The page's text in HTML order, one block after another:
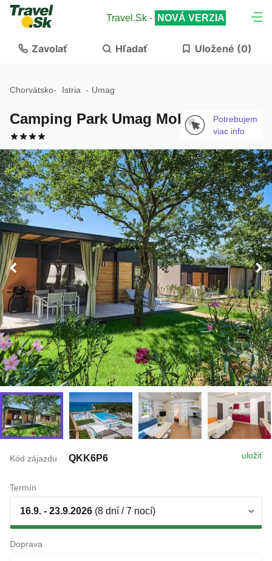
Travel.Sk - NOVÁ VERZIA
Zavolať Hľadať Uložené (0)
Chorvátsko- Istria - Umag
Camping Park Umag Mobile Homes
Potrebujem
viac info
uložiť
Kód zájazdu QKK6P6
Termín
16.9. - 23.9.2026
individuálne